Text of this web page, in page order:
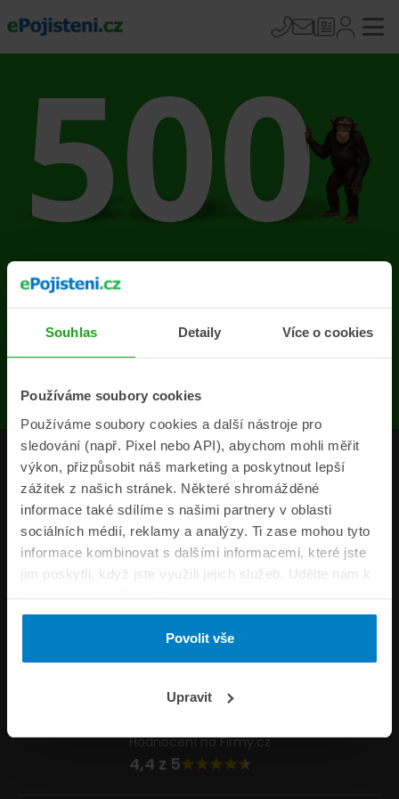
Souhlas Detaily Více o cookies
Používáme soubory cookies
Používáme soubory cookies a další nástroje pro
sledování (např. Pixel nebo API), abychom mohli měřit
výkon, přizpůsobit náš marketing a poskytnout lepší
zážitek z našich stránek. Některé shromážděné
informace také sdílíme s našimi partnery v oblasti
sociálních médií, reklamy a analýzy. Ti zase mohou tyto
informace kombinovat s dalšími informacemi, které jste
jim poskytli, když jste využili jejich služeb. Udělte nám k
tomu prosím svůj souhlas.
Povolit vše
Upravit
Na stránce se vyskytla
chyba
Produkty
Pojišťovny
Informace
ePojisteni.cz
Formuláře
Napište nám
Hodnocení na Firmy.cz
4,4 z 5